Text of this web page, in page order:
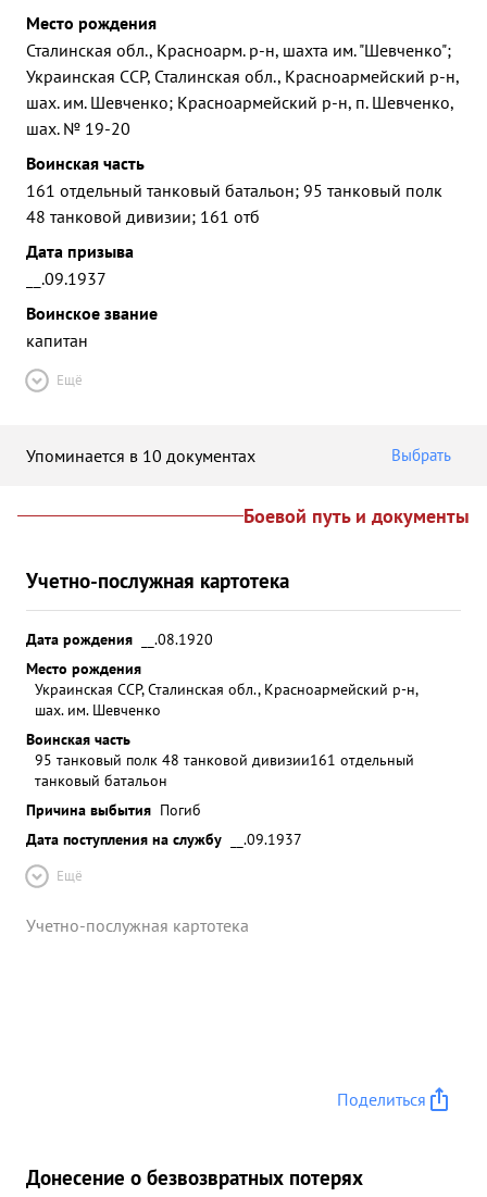
Место рождения
Сталинская обл., Красноарм. р-н, шахта им. "Шевченко";
Украинская ССР, Сталинская обл., Красноармейский р-н,
шах. им. Шевченко; Красноармейский р-н, п. Шевченко,
шах. № 19-20
Воинская часть
161 отдельный танковый батальон; 95 танковый полк
48 танковой дивизии; 161 отб
Дата призыва
__.09.1937
Воинское звание
капитан
Ещё
Упоминается в 10 документах Выбрать
Боевой путь и документы
Учетно-послужная картотека
Дата рождения
__.08.1920
Место рождения
Украинская ССР, Сталинская обл., Красноармейский р-н,
шах. им. Шевченко
Воинская часть
95 танковый полк 48 танковой дивизии161 отдельный
танковый батальон
Причина выбытия Погиб
Дата поступления на службу
__.09.1937
Ещё
Учетно-послужная картотека
Поделиться
Донесение о безвозвратных потерях